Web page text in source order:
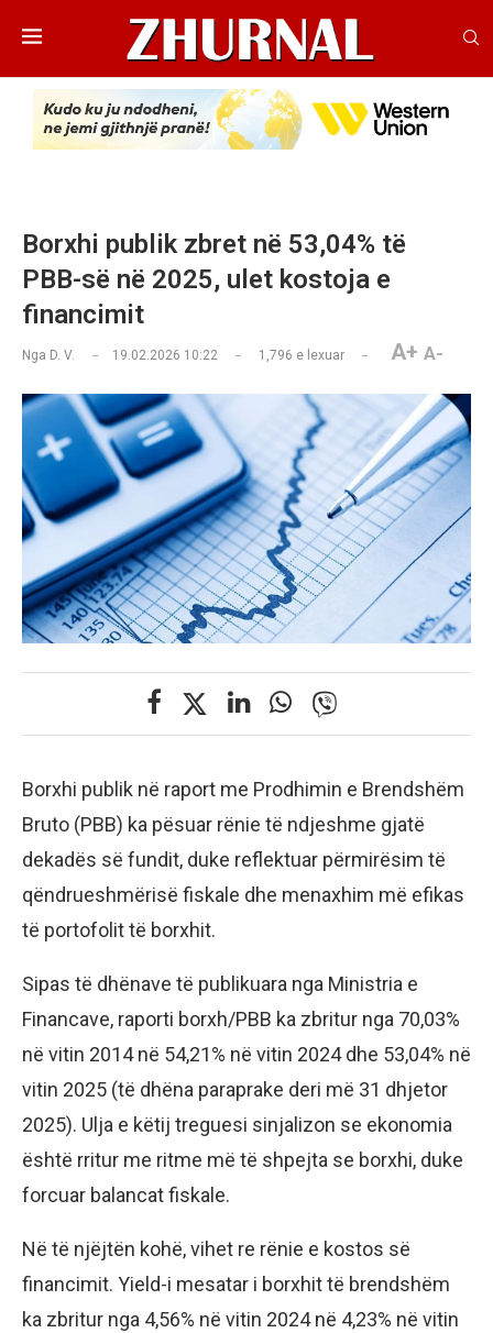
Borxhi publik zbret në 53,04% të
PBB-së në 2025, ulet kostoja e
financimit
Nga D. V. 19.02.2026 10:22 1,796 e lexuar A+ A-
Borxhi publik në raport me Prodhimin e Brendshëm
Bruto (PBB) ka pësuar rënie të ndjeshme gjatë
dekadës së fundit, duke reflektuar përmirësim të
qëndrueshmërisë fiskale dhe menaxhim më efikas
të portofolit të borxhit.
Sipas të dhënave të publikuara nga Ministria e
Financave, raporti borxh/PBB ka zbritur nga 70,03%
në vitin 2014 në 54,21% në vitin 2024 dhe 53,04% në
vitin 2025 (të dhëna paraprake deri më 31 dhjetor
2025). Ulja e këtij treguesi sinjalizon se ekonomia
është rritur me ritme më të shpejta se borxhi, duke
forcuar balancat fiskale.
Në të njëjtën kohë, vihet re rënie e kostos së
financimit. Yield-i mesatar i borxhit të brendshëm
ka zbritur nga 4,56% në vitin 2024 në 4,23% në vitin